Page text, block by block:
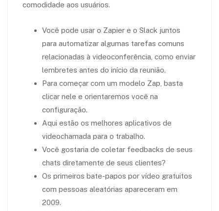
comodidade aos usuários.
Você pode usar o Zapier e o Slack juntos
para automatizar algumas tarefas comuns
relacionadas à videoconferência, como enviar
lembretes antes do início da reunião.
Para começar com um modelo Zap, basta
clicar nele e orientaremos você na
configuração.
Aqui estão os melhores aplicativos de
videochamada para o trabalho.
Você gostaria de coletar feedbacks de seus
chats diretamente de seus clientes?
Os primeiros bate-papos por vídeo gratuitos
com pessoas aleatórias apareceram em
2009.